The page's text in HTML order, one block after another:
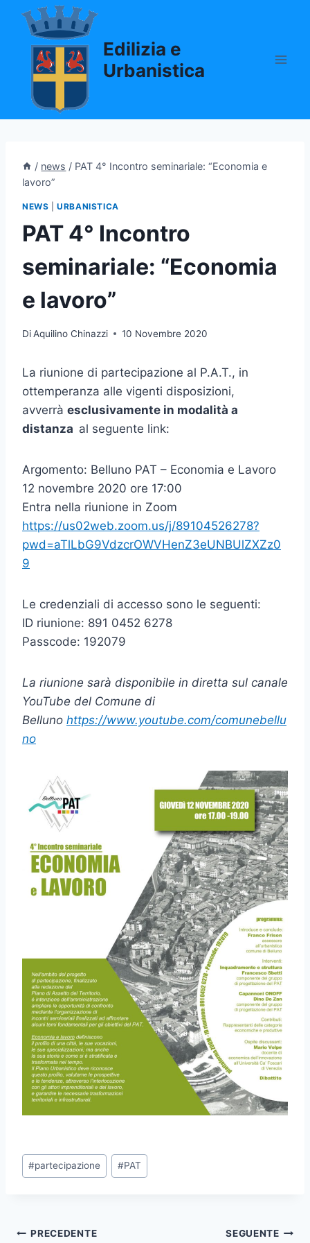
Salta
contenuto
Edilizia e
Urbanistica
/ news / PAT 4° Incontro seminariale: “Economia e
lavoro”
NEWS |URBANISTICA
PAT 4° Incontro
seminariale: “Economia
e lavoro”
DiAquilino Chinazzi 10 Novembre 2020
La riunione di partecipazione al P.A.T., in
ottemperanza alle vigenti disposizioni,
avverrà esclusivamente in modalità a
distanza al seguente link:
Argomento: Belluno PAT – Economia e Lavoro
12 novembre 2020 ore 17:00
Entra nella riunione in Zoom
https://us02web.zoom.us/j/89104526278?
pwd=aTlLbG9VdzcrOWVHenZ3eUNBUlZXZz0
9
Le credenziali di accesso sono le seguenti:
ID riunione: 891 0452 6278
Passcode: 192079
La riunione sarà disponibile in diretta sul canale
YouTube del Comune di
Belluno https://www.youtube.com/comunebellu
no
Tag
articolo:
#partecipazione #PAT
Navigazione
PRECEDENTE SEGUENTE